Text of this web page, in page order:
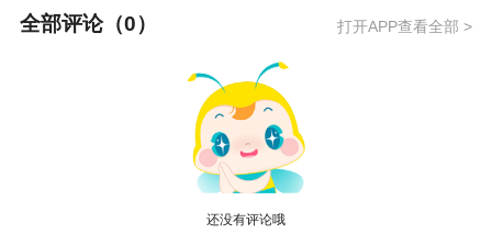
须在报名前进行变更、完善。会计人员信息档案
案调转至内蒙古方可报名。符合报名条件，但受
年龄限制，在网上无法注册的考生，在报名期限
内联系所在盟市财政局会计考试管理机构协调解
全部评论（0） 打开APP查看全部 >
还没有评论哦